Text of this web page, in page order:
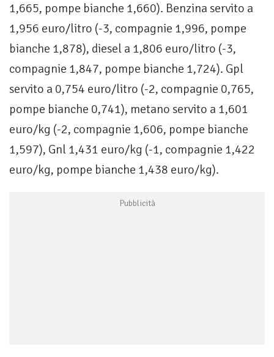
1,665, pompe bianche 1,660). Benzina servito a
1,956 euro/litro (-3, compagnie 1,996, pompe
bianche 1,878), diesel a 1,806 euro/litro (-3,
compagnie 1,847, pompe bianche 1,724). Gpl
servito a 0,754 euro/litro (-2, compagnie 0,765,
pompe bianche 0,741), metano servito a 1,601
euro/kg (-2, compagnie 1,606, pompe bianche
1,597), Gnl 1,431 euro/kg (-1, compagnie 1,422
euro/kg, pompe bianche 1,438 euro/kg).